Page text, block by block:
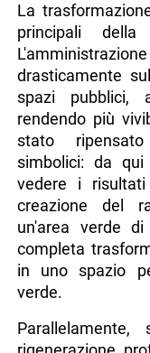
La
principali
drasticamente
spazi pubblici,
rendendo più
stato
simbolici: da
vedere i
creazione del
un'area verde
completa
in uno spazio
verde.